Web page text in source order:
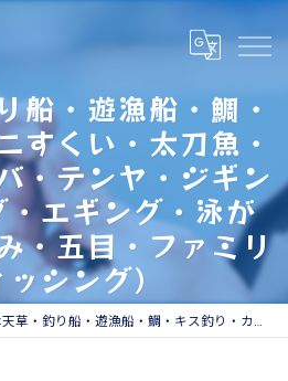
船・遊漁船・鯛・
すくい・太刀魚・
・テンヤ・ジギン
エギング・泳が
・五目・ファミリ
シング）
・遊漁船・鯛・キス釣り・カニすくい・太刀魚・ブリ・タイラバ・テンヤ・ジギング・アジング・エギング・泳がせ・落とし込み・五目・ファミリーフィッシング）